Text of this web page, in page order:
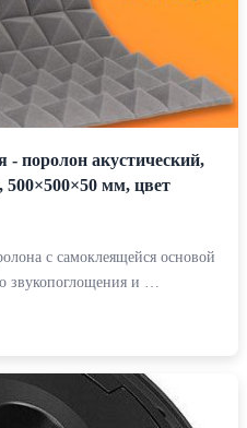
поролон акустический,
мм, цвет
с самоклеящейся основой
звукопоглощения и …